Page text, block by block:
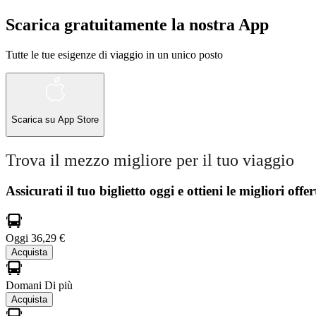
Scarica gratuitamente la nostra App
Tutte le tue esigenze di viaggio in un unico posto
Scarica su App Store
Trova il mezzo migliore per il tuo viaggio
Assicurati il ​​tuo biglietto oggi e ottieni le migliori
Oggi 36,29 €
Acquista
Domani Di più
Acquista